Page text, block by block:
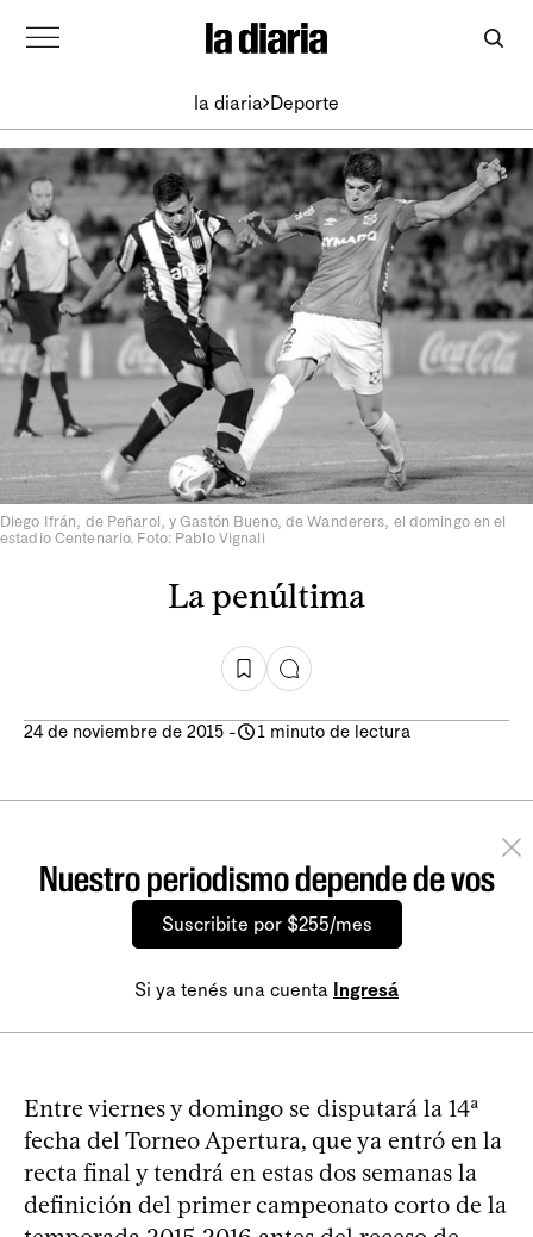
la diaria Deporte
Diego Ifrán, de Peñarol, y Gastón Bueno, de Wanderers, el domingo en el
estadio Centenario. Foto: Pablo Vignali
La penúltima
24 de noviembre de 2015 - 1 minuto de lectura
Nuestro periodismo depende de vos
Suscribite por $255/mes
Si ya tenés una cuenta Ingresá
Entre viernes y domingo se disputará la 14ª
fecha del Torneo Apertura, que ya entró en la
recta final y tendrá en estas dos semanas la
definición del primer campeonato corto de la